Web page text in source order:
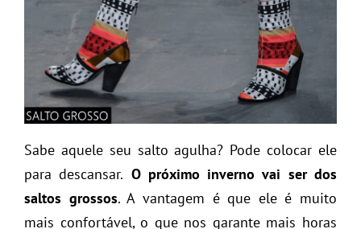
Sabe aquele seu salto agulha? Pode colocar ele
para descansar. O próximo inverno vai ser dos
saltos grossos. A vantagem é que ele é muito
mais confortável, o que nos garante mais horas